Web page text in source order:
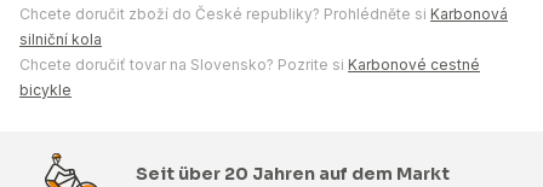
Chcete doručit zboží do České republiky? Prohlédněte si Karbonová
silniční kola
Chcete doručiť tovar na Slovensko? Pozrite si Karbonové cestné
bicykle
Seit über 20 Jahren auf dem Markt